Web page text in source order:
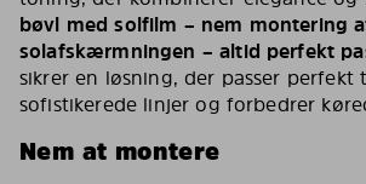
bøvl med solfilm – nem montering
solafskærmningen – altid perfekt
sikrer en løsning, der passer perfekt
sofistikerede linjer og forbedrer
Nem at montere